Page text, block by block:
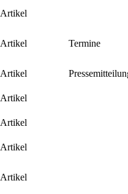
Artikel
Artikel Termine
Artikel
Artikel
Artikel
Artikel
Artikel